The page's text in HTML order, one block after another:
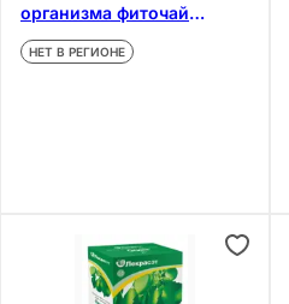
организма фиточай
фильтр-пакеты 1,5 г 20 шт
НЕТ В РЕГИОНЕ